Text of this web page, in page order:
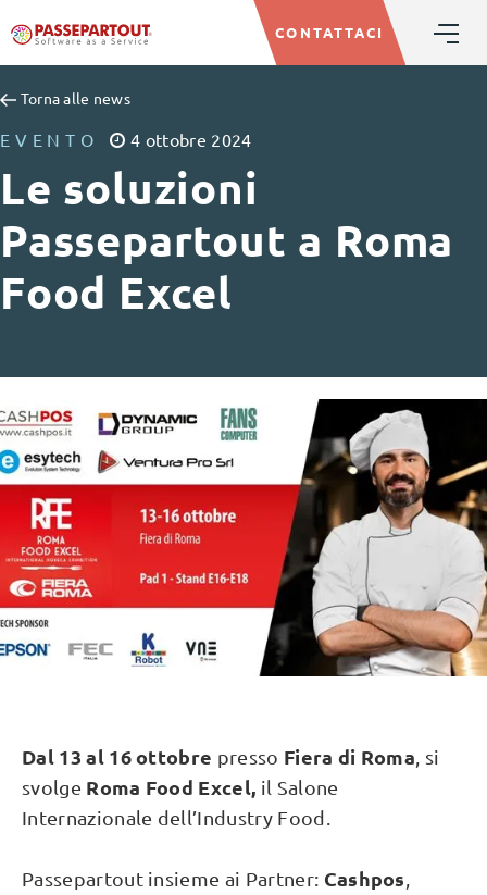
CONTATTACI
Torna alle news
EVENTO 4 ottobre 2024
Le soluzioni
Passepartout a Roma
Food Excel
Dal 13 al 16 ottobre presso Fiera di Roma si
svolge Roma Food Excel, il Salone
Internazionale dell’Industry Food.
Passepartout insieme ai Partner: Cashpos